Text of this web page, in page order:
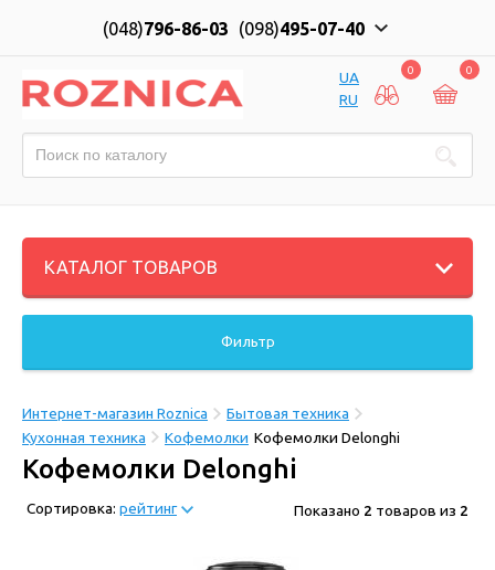
(048)796-86-03 (098)495-07-40
UA
RU
0 0
КАТАЛОГ ТОВАРОВ
Фильтр
Интернет-магазин Roznica
Бытовая техника
Кухонная техника
Кофемолки Кофемолки Delonghi
Кофемолки Delonghi
Сортировка: рейтинг Показано 2 товаров из 2